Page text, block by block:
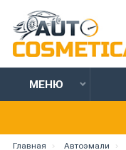
МЕНЮ
Главная Автоэмали